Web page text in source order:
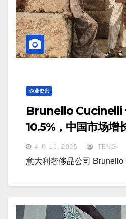
企业资讯
Brunello Cucinelli
10.5%，中国市场增
4 月 19, 2025 TENG
意大利奢侈品公司